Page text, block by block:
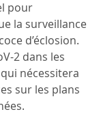
pour
la surveillance
d’éclosion.
2 dans les
nécessitera
sur les plans